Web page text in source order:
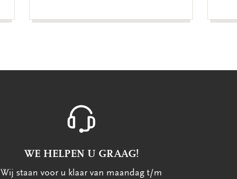
WE HELPEN U GRAAG!
Wij staan voor u klaar van maandag t/m